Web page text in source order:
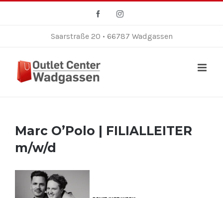
FacebookInstagram
Saarstraße 20 • 66787 Wadgassen
Marc O’Polo | FILIALLEITER
m/w/d